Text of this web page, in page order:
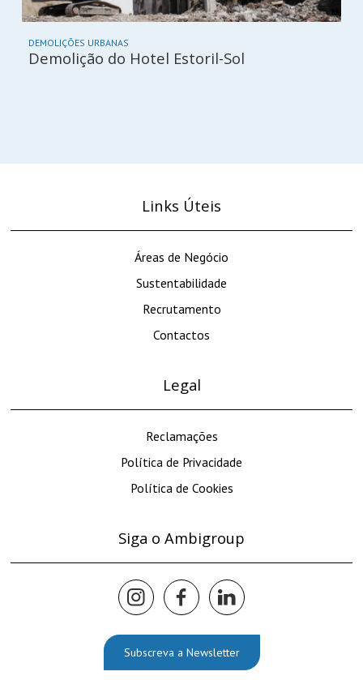
DEMOLIÇÕES URBANAS
Demolição do Hotel Estoril-Sol
Links Úteis
Áreas de Negócio
Sustentabilidade
Recrutamento
Contactos
Legal
Reclamações
Política de Privacidade
Política de Cookies
Siga o Ambigroup
Subscreva a Newsletter